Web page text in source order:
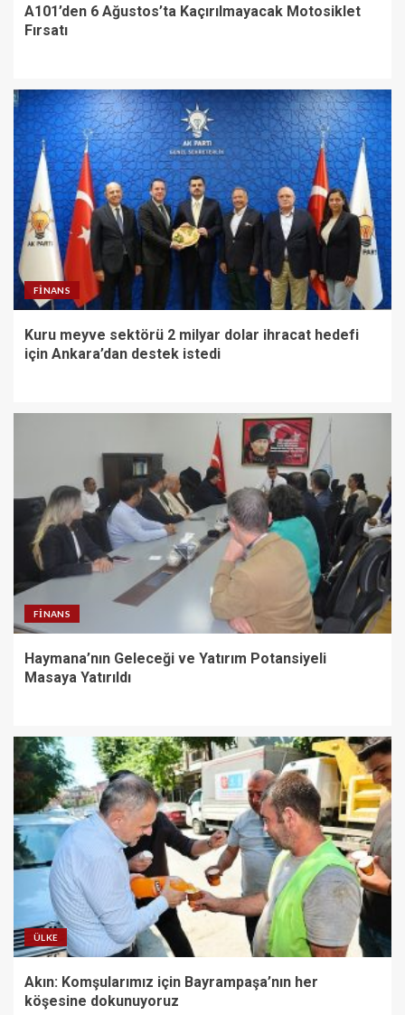
A101’den 6 Ağustos’ta Kaçırılmayacak Motosiklet
Fırsatı
FINANS
Kuru meyve sektörü 2 milyar dolar ihracat hedefi
için Ankara’dan destek istedi
FINANS
Haymana’nın Geleceği ve Yatırım Potansiyeli
Masaya Yatırıldı
ÜLKE
Akın: Komşularımız için Bayrampaşa’nın her
köşesine dokunuyoruz